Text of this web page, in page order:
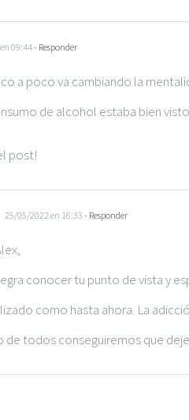
09:44- Responder
a poco va cambiando la
de alcohol estaba bien
post!
25/05/2022 en 16:33 - Responder
conocer tu punto de vista y
como hasta ahora. La
de todos conseguiremos que